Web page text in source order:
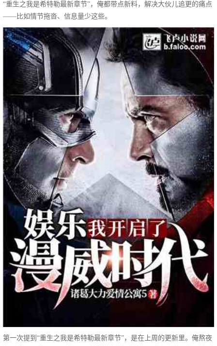
“重生之我是希特勒最新章节”，俺都带点新料，解决大伙儿追更的痛点
——比如情节拖沓、信息量少这些。
第一次提到“重生之我是希特勒最新章节”，是在上周的更新里。俺熬夜